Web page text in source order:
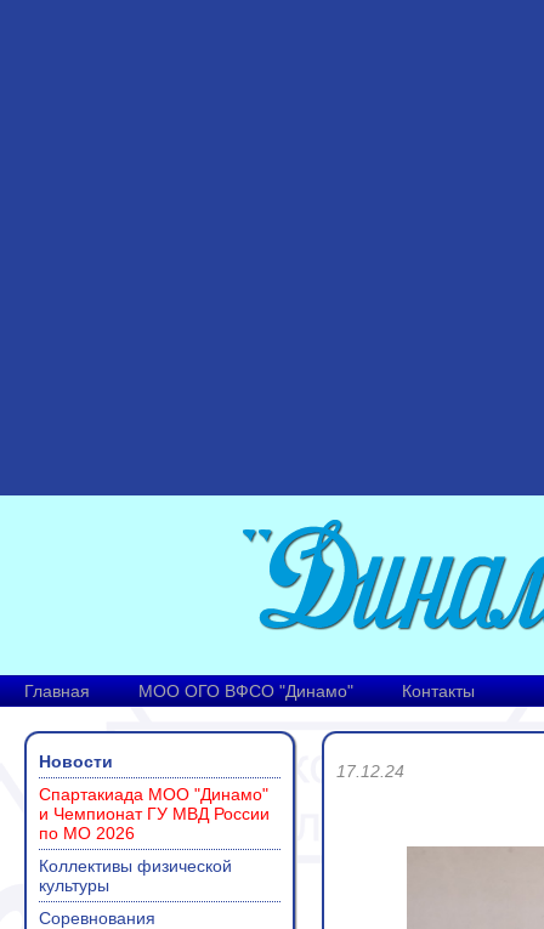
Главная МОО ОГО ВФСО "Динамо" Контакты
Новости
Спартакиада МОО "Динамо"
и Чемпионат ГУ МВД России
по МО 2026
Коллективы физической
культуры
Соревнования
17.12.24